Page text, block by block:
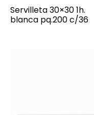
Servilleta 30×30 1h.
blanca pq.200 c/36